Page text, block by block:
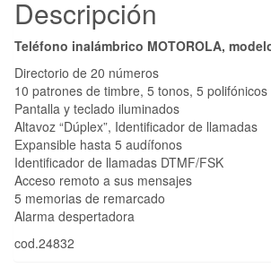
Descripción
Teléfono inalámbrico MOTOROLA,
Directorio de 20 números
10 patrones de timbre, 5 tonos, 5 polifónicos
Pantalla y teclado iluminados
Altavoz “Dúplex”, Identificador de llamadas
Expansible hasta 5 audífonos
Identificador de llamadas DTMF/FSK
Acceso remoto a sus mensajes
5 memorias de remarcado
Alarma despertadora
cod.24832